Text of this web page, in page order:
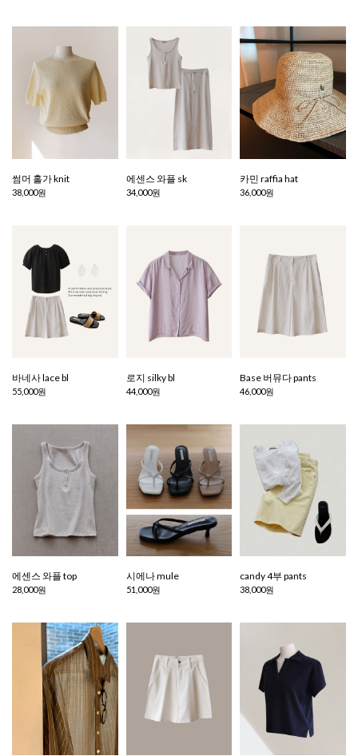
썸머 홀가 knit
38,000원
에센스 와플 sk
34,000원
카민 raffia hat
36,000원
바네사 lace bl
55,000원
로지 silky bl
44,000원
Base 버뮤다 pants
46,000원
에센스 와플 top
28,000원
시에나 mule
51,000원
candy 4부 pants
38,000원